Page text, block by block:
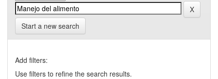
Start a new search
Add filters:
Use filters to refine the search results.